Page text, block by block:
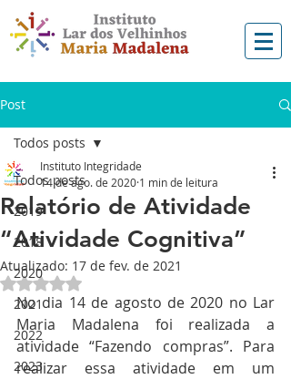
Post
Todos posts
2019
2018
2020
2021
2022
2023
Todos posts
Relatório de Atividade
“Atividade Cognitiva”
Instituto Integridade
14 de ago. de 2020 1 min de leitura
Atualizado: 17 de fev. de 2021
Avaliado com NaN de 5 estrelas.
No dia 14 de agosto de 2020 no Lar
Maria Madalena foi realizada a
atividade “Fazendo compras”. Para
realizar essa atividade em um